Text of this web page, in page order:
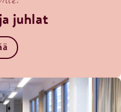
juhlat